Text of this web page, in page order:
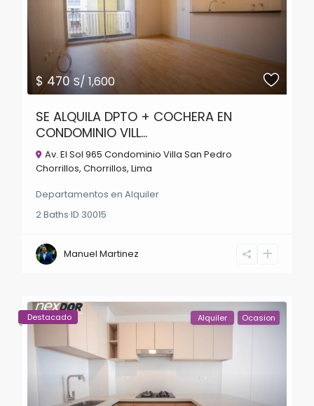
$ 470S/ 1,600
SE ALQUILA DPTO + COCHERA EN
CONDOMINIO VILL...
Av. El Sol 965 Condominio Villa San Pedro
Chorrillos,Chorrillos,Lima
Departamentos enAlquiler
2Baths·ID 30015
Manuel Martinez
Alquiler Ocasion
Destacado